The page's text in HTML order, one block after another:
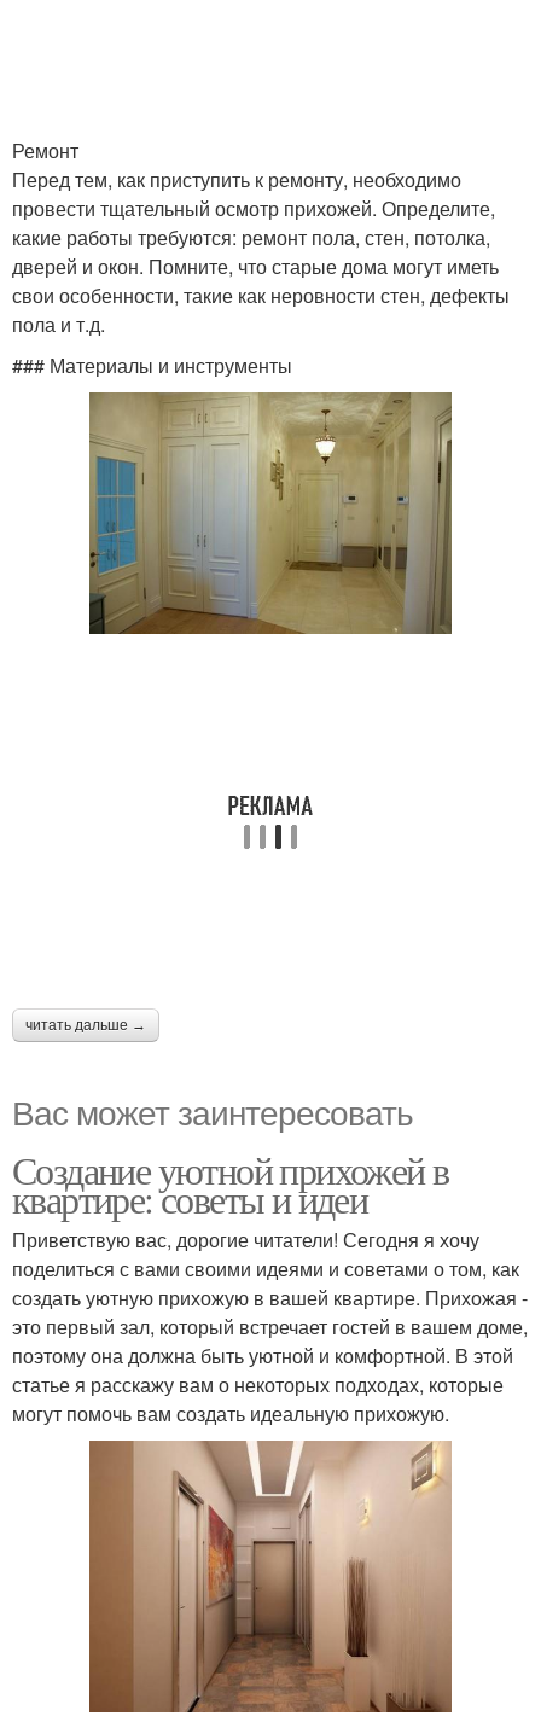
Ремонт
Перед тем, как приступить к ремонту, необходимо
провести тщательный осмотр прихожей. Определите,
какие работы требуются: ремонт пола, стен, потолка,
дверей и окон. Помните, что старые дома могут иметь
свои особенности, такие как неровности стен, дефекты
пола и т.д.
### Материалы и инструменты
читать дальше →
Вас может заинтересовать
Создание уютной прихожей в
квартире: советы и идеи
Приветствую вас, дорогие читатели! Сегодня я хочу
поделиться с вами своими идеями и советами о том, как
создать уютную прихожую в вашей квартире. Прихожая -
это первый зал, который встречает гостей в вашем доме,
поэтому она должна быть уютной и комфортной. В этой
статье я расскажу вам о некоторых подходах, которые
могут помочь вам создать идеальную прихожую.